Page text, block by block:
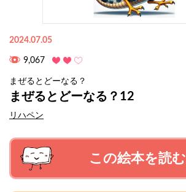
2024.07.05
9,067
まぜるとどーなる？
まぜるとどーなる？12
リハペン
この絵本を読む